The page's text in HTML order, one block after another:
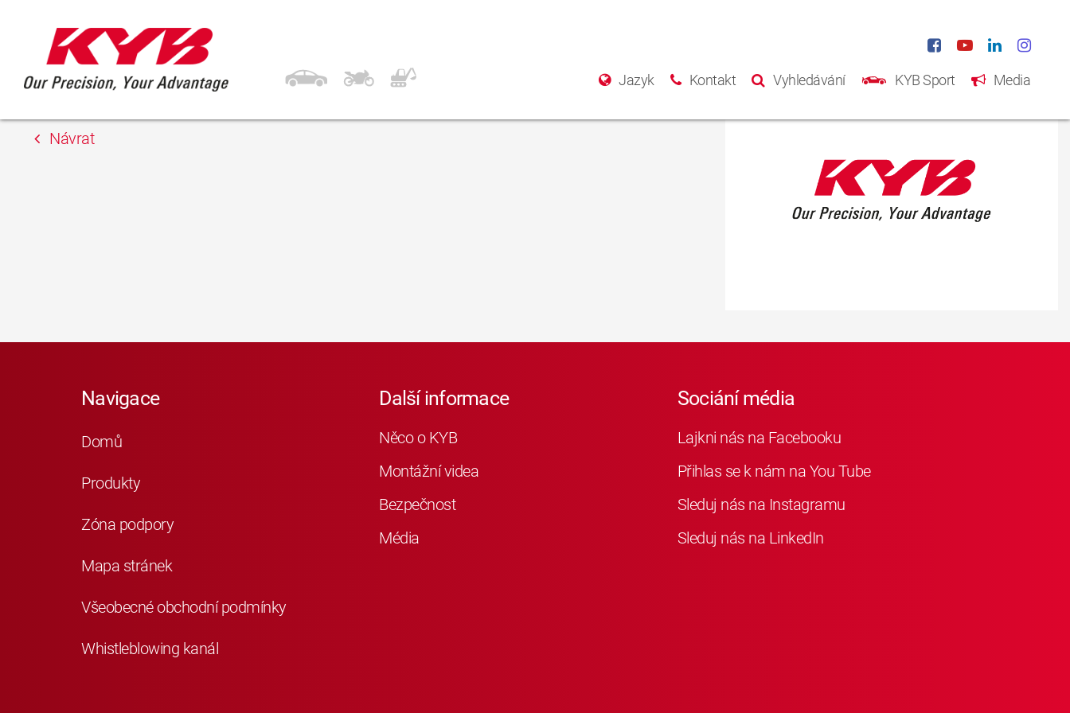
Jazyk Kontakt Vyhledávání KYB Sport Media
TOKIĆ Partner
Návrat
Navigace
Domů
Produkty
Zóna podpory
Mapa stránek
Všeobecné obchodní podmínky
Whistleblowing kanál
Další informace
Něco o KYB
Montážní videa
Bezpečnost
Média
Sociání média
Lajkni nás na Facebooku
Přihlas se k nám na You Tube
Sleduj nás na Instagramu
Sleduj nás na LinkedIn